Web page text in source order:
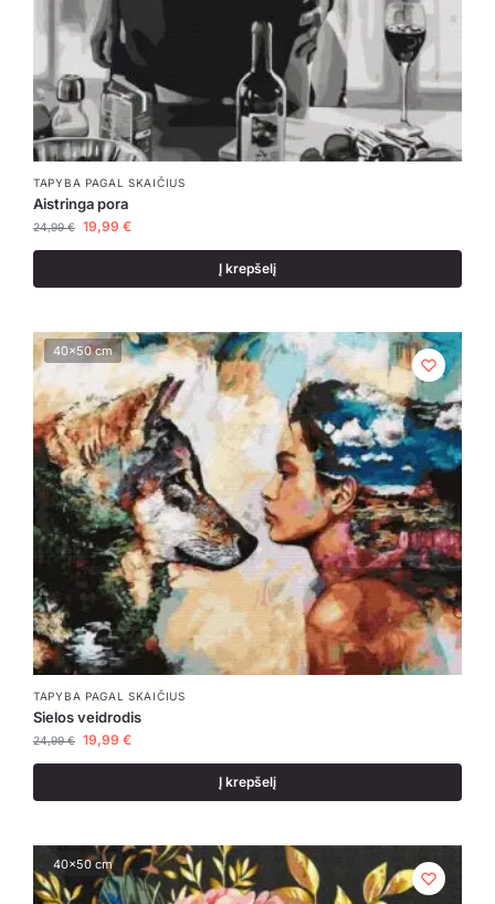
TAPYBA PAGAL SKAIČIUS
Aistringa pora
24,99€ 19,99 €
Į krepšelį
40x50 cm
TAPYBA PAGAL SKAIČIUS
Sielos veidrodis
24,99€ 19,99 €
Į krepšelį
40x50 cm